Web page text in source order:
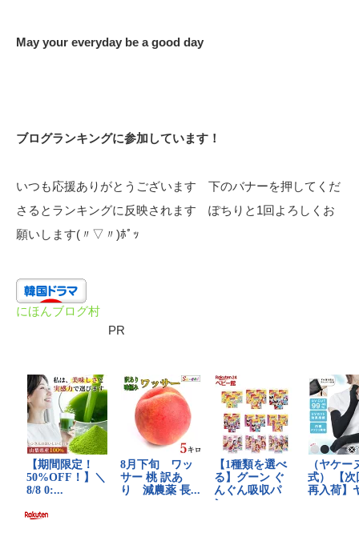
May your everyday be a good day
ブログランキングに参加しています！
いつも応援ありがとうございます 下のバナーを押してくだ
さるとランキングに反映されます ぽちりと1回よろしくお
願いします(〃▽〃)ﾎﾟｯ
にほんブログ村
PR